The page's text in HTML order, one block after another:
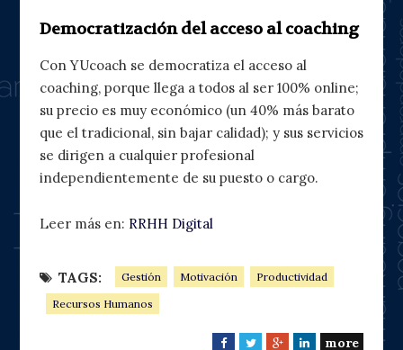
Democratización del acceso al coaching
Con YUcoach se democratiza el acceso al
coaching, porque llega a todos al ser 100% online;
su precio es muy económico (un 40% más barato
que el tradicional, sin bajar calidad); y sus servicios
se dirigen a cualquier profesional
independientemente de su puesto o cargo.
Leer más en: RRHH Digital
TAGS: Gestión Motivación
Productividad
Recursos Humanos
F
T
G
L
more